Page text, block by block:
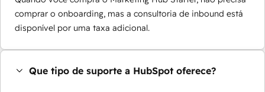
comprar o onboarding, mas a consultoria de inbound está
disponível por uma taxa adicional.
Que tipo de suporte a HubSpot oferece?